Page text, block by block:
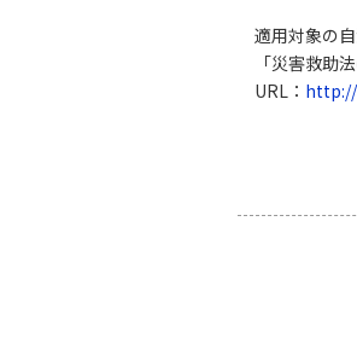
適用対象の
「災害救助
URL：